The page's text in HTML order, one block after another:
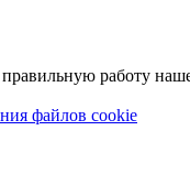
работу
файлов cookie